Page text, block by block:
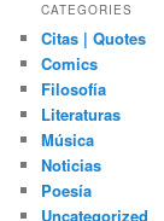
CATEGORIES
Citas | Quotes
Comics
Filosofía
Literaturas
Música
Noticias
Poesía
Uncategorized